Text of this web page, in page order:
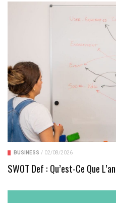
BUSINESS / 02/08/2026
SWOT Def : Qu’est-Ce Que